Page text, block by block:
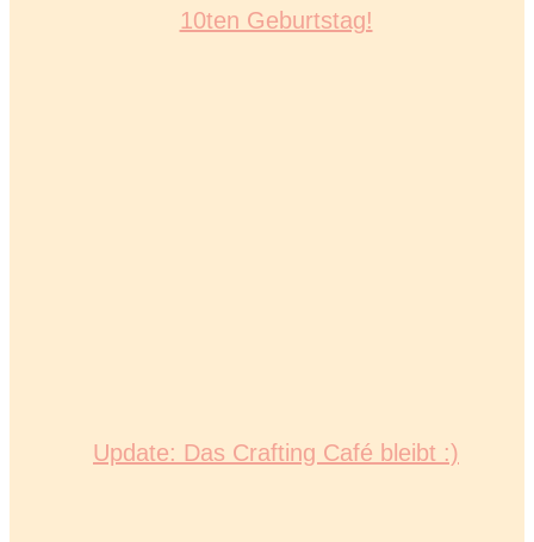
10ten Geburtstag!
Update: Das Crafting Café bleibt :)